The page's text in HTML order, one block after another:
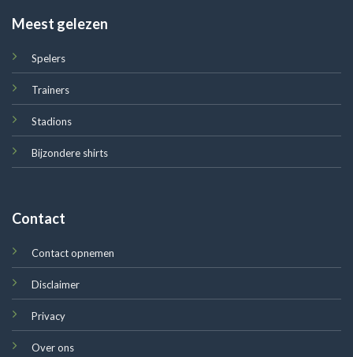
Meest gelezen
Spelers
Trainers
Stadions
Bijzondere shirts
Contact
Contact opnemen
Disclaimer
Privacy
Over ons